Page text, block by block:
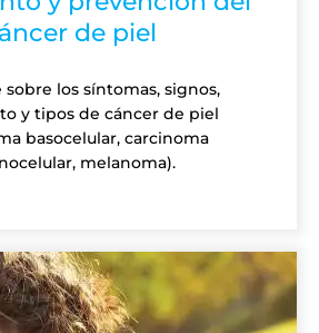
de piel
sobre los síntomas, signos,
y tipos de cáncer de piel
basocelular, carcinoma
melanoma).